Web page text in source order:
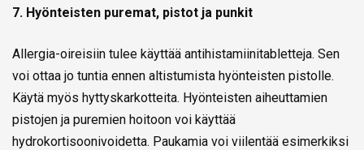
7. Hyönteisten puremat, pistot ja punkit
Allergia-oireisiin tulee käyttää antihistamiinitabletteja. Sen
voi ottaa jo tuntia ennen altistumista hyönteisten pistolle.
Käytä myös hyttyskarkotteita. Hyönteisten aiheuttamien
pistojen ja puremien hoitoon voi käyttää
hydrokortisoonivoidetta. Paukamia voi viilentää esimerkiksi